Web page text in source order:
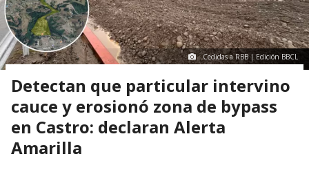
Cedidas a RBB | Edición BBCL
Detectan que particular intervino
cauce y erosionó zona de bypass
en Castro: declaran Alerta
Amarilla